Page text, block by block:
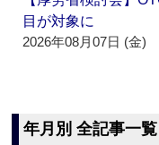
目が対象に
2026年08月07日 (金)
年月別 全記事一覧